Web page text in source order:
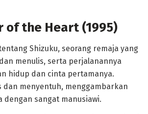
of the Heart (1995)
Shizuku, seorang remaja yang
menulis, serta perjalanannya
hidup dan cinta pertamanya.
dan menyentuh, menggambarkan
dengan sangat manusiawi.